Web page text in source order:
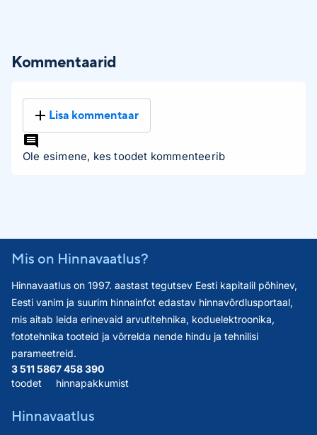
Kommentaarid
Lisa kommentaar
Ole esimene, kes toodet kommenteerib
Mis on Hinnavaatlus?
Hinnavaatlus on 1997. aastast tegutsev Eesti kapitalil põhinev,
Eesti vanim ja suurim hinnainfot edastav hinnavõrdlusportaal,
mis aitab leida erinevaid arvutitehnika, koduelektroonika,
fototehnika tooteid ja võrrelda nende hindu ja tehnilisi
parameetreid.
3 511 586
toodet
7 458 390
hinnapakkumist
Hinnavaatlus